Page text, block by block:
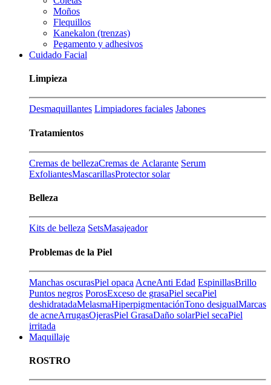
Moños
Flequillos
Kanekalon (trenzas)
Pegamento y adhesivos
Cuidado Facial
Limpieza
Desmaquillantes Limpiadores faciales Jabones
Tratamientos
Cremas de bellezaCremas de Aclarante Serum
ExfoliantesMascarillasProtector solar
Belleza
Kits de belleza SetsMasajeador
Problemas de la Piel
Manchas oscurasPiel opaca AcneAnti Edad EspinillasBrillo
Puntos negros PorosExceso de grasaPiel secaPiel
deshidratadaMelasmaHiperpigmentaciónTono desigualMarcas
de acneArrugasOjerasPiel GrasaDaño solarPiel secaPiel
irritada
Maquillaje
ROSTRO